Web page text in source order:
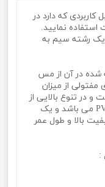
16+25*3 رسانا کابل کاربردی که دارد در
استفاده نمایید.
25 میلی متر و یک رشته سیم به
شده در آن از مس
مفتولی از میزان
در تنوع بالایی از
اندازه عرضه می شود. جنس بدنه کابل از PVC می باشد و یک
بالا و طول عمر
: